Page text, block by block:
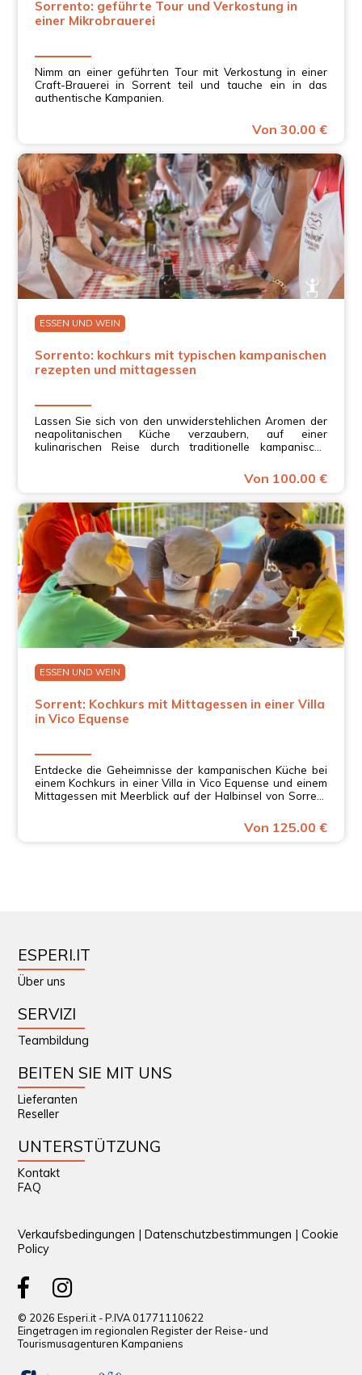
Sorrento: geführte Tour und Verkostung in
einer Mikrobrauerei
Nimm an einer geführten Tour mit Verkostung in einer
Craft-Brauerei in Sorrent teil und tauche ein in das
authentische Kampanien.
Von 30.00 €
ESSEN UND WEIN
Sorrento: kochkurs mit typischen kampanischen
rezepten und mittagessen
Lassen Sie sich von den unwiderstehlichen Aromen der
neapolitanischen Küche verzaubern, auf einer
kulinarischen Reise durch traditionelle kampanische
Von 100.00 €
ESSEN UND WEIN
Sorrent: Kochkurs mit Mittagessen in einer Villa
in Vico Equense
Entdecke die Geheimnisse der kampanischen Küche bei
einem Kochkurs in einer Villa in Vico Equense und einem
Mittagessen mit Meerblick auf der Halbinsel von Sorrent
Von 125.00 €
ESPERI.IT
Über uns
SERVIZI
Teambildung
BEITEN SIE MIT UNS
Lieferanten
Reseller
UNTERSTÜTZUNG
Kontakt
FAQ
Verkaufsbedingungen |Datenschutzbestimmungen |Cookie
Policy
© 2026 Esperi.it - P.IVA 01771110622
Eingetragen im regionalen Register der Reise- und
Tourismusagenturen Kampaniens